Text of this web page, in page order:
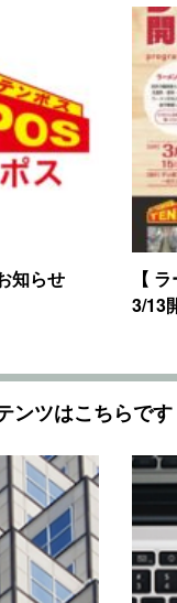
知らせ
【
3/13
ンツはこちらです